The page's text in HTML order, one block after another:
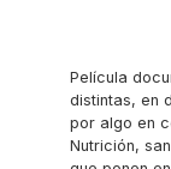
Película
distintas, en
por algo en
Nutrición,